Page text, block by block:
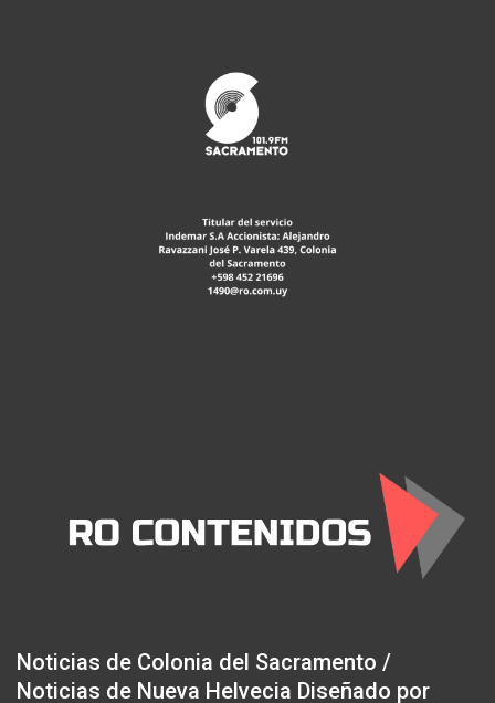
Noticias de Colonia del Sacramento /
Noticias de Nueva Helvecia Diseñado por